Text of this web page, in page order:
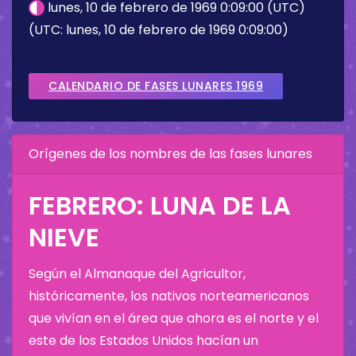
lunes, 10 de febrero de 1969 0:09:00 (UTC)
(UTC: lunes, 10 de febrero de 1969 0:09:00)
CALENDARIO DE FASES LUNARES 1969
Orígenes de los nombres de las fases lunares
FEBRERO: LUNA DE LA
NIEVE
Según el Almanaque del Agricultor,
históricamente, los nativos norteamericanos
que vivían en el área que ahora es el norte y el
este de los Estados Unidos hacían un